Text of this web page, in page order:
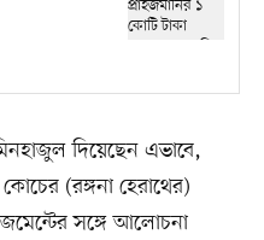
দিয়েছেন এভাবে,
(রঙ্গনা হেরাথের)
সঙ্গে আলোচনা